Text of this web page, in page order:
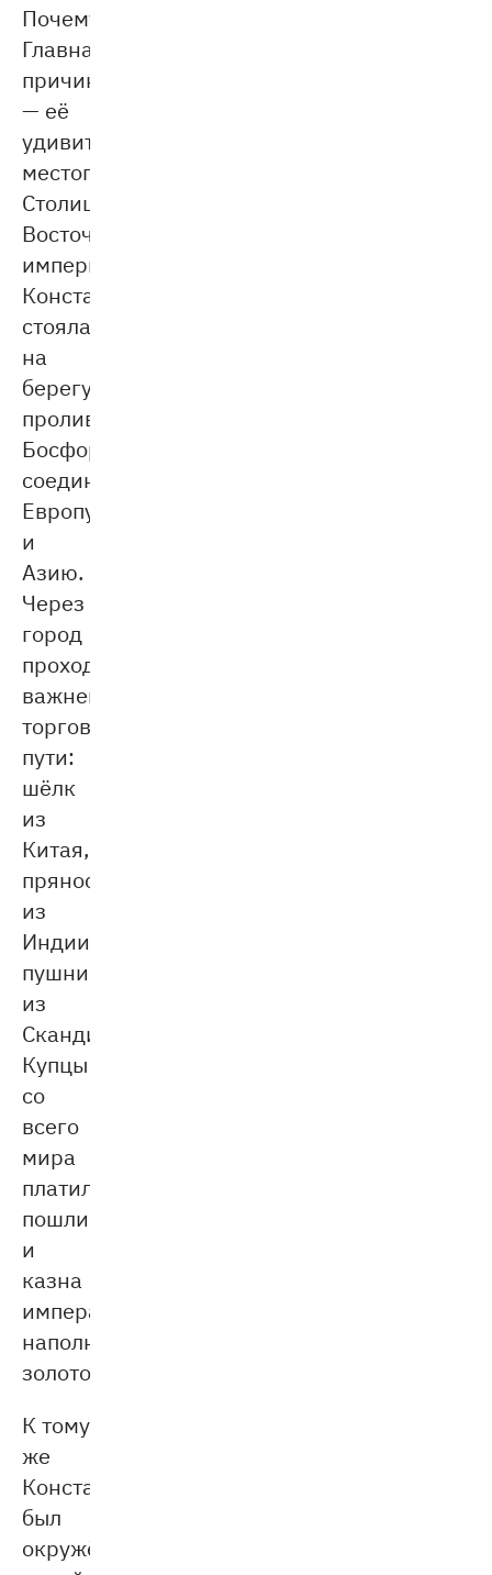
Почему?
Главная
причина
— её
удивительное
местоположение.
Столица
Восточной
империи
Константинополь
стояла
на
берегу
пролива
Босфор,
соединяя
Европу
и
Азию.
Через
город
проходили
важнейшие
торговые
пути:
шёлк
из
Китая,
пряности
из
Индии,
пушнина
из
Скандинавии.
Купцы
со
всего
мира
платили
пошлины,
и
казна
императора
наполнялась
золотом.
К тому
же
Константинополь
был
окружён